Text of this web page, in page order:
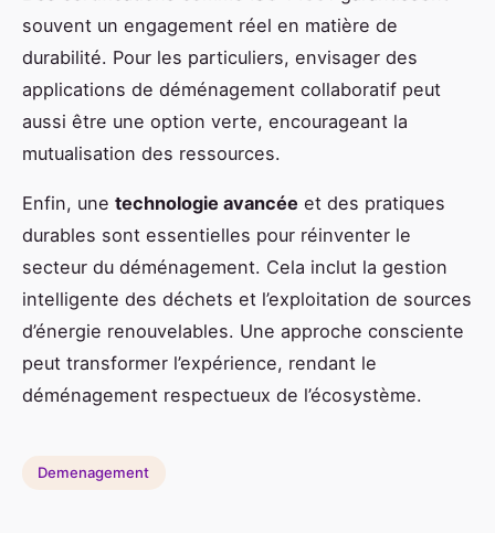
souvent un engagement réel en matière de
durabilité. Pour les particuliers, envisager des
applications de déménagement collaboratif peut
aussi être une option verte, encourageant la
mutualisation des ressources.
Enfin, une technologie avancée et des pratiques
durables sont essentielles pour réinventer le
secteur du déménagement. Cela inclut la gestion
intelligente des déchets et l’exploitation de sources
d’énergie renouvelables. Une approche consciente
peut transformer l’expérience, rendant le
déménagement respectueux de l’écosystème.
Demenagement